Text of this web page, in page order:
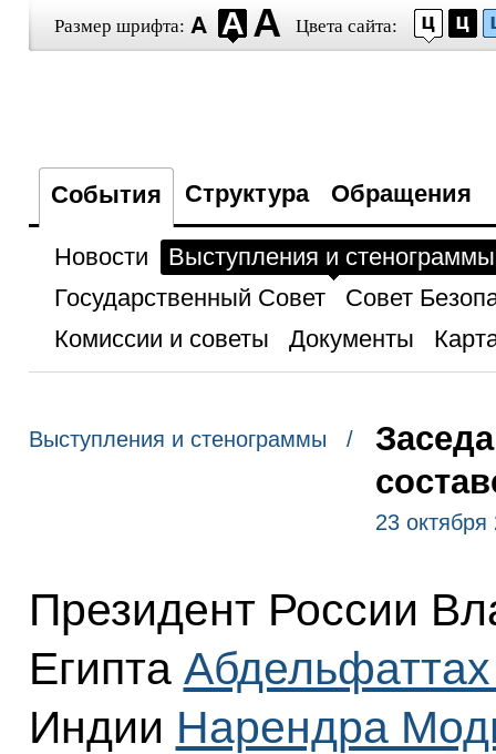
Размер шрифта: Цвета сайта:
События Структура Обращения
Новости
Выступления и стенограммы
Государственный Совет
Совет
Комиссии и советы
Документы
Выступления и стенограммы /
23 октября
Президент России
Египта
Индии Нарендра